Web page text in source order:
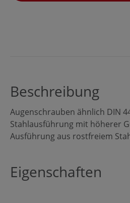
Beschreibung
Augenschrauben ähnlich DIN
Stahlausführung mit höherer
Ausführung aus rostfreiem
Eigenschaften